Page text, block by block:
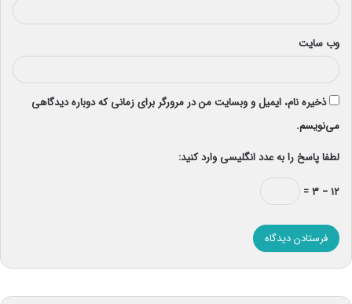
وب‌ سایت
ذخیره نام، ایمیل و وبسایت من در مرورگر برای زمانی که دوباره دیدگاهی
می‌نویسم.
لطفا پاسخ را به عدد انگلیسی وارد کنید:
۱۲ − ۳ =